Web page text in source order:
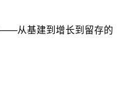
——从基建到增长到留存的